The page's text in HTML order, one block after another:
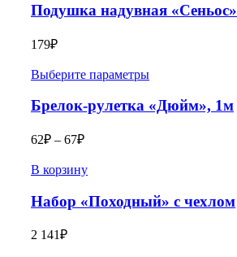
Подушка надувная «Сеньос»
179₽
Выберите параметры
Брелок-рулетка «Дюйм», 1м
62₽ – 67₽
В корзину
Набор «Походный» с чехлом
2 141₽